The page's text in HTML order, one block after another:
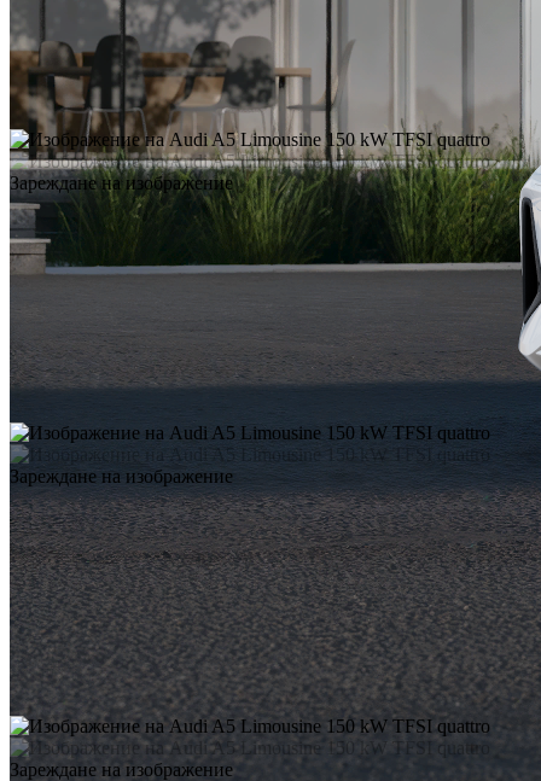
Зареждане на изображение
Зареждане на изображение
Зареждане на изображение